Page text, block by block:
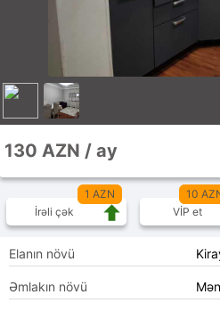
130 AZN / ay
1 AZN
İrəli çək
10
VİP et
Elanın növü
Əmlakın növü